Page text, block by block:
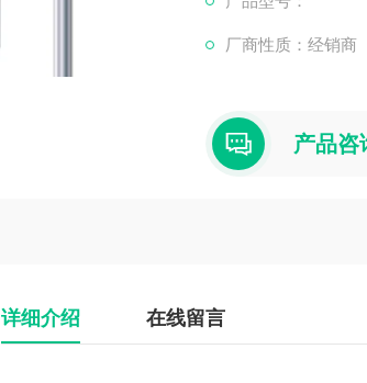
厂商性质：经销商
产品咨
详细介绍 在线留言